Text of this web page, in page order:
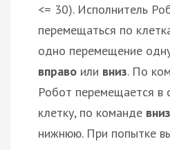
<= 30). Исполнитель
перемещаться по
одно перемещение
вправо или вниз. По
Робот перемещается в
клетку, по команде вниз
нижнюю. При попытке